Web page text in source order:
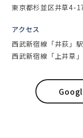
東京都杉並区井草4-
アクセス
西武新宿線「井荻」
西武新宿線「上井草